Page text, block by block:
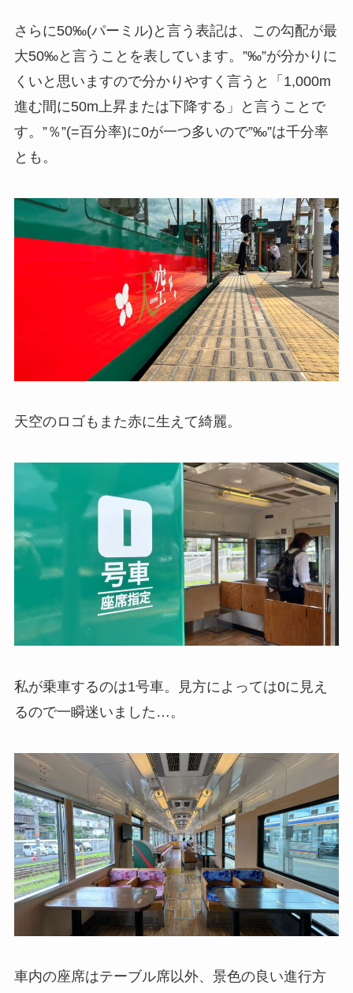
さらに50‰(パーミル)と言う表記は、この勾配が最
大50‰と言うことを表しています。”‰”が分かりに
くいと思いますので分かりやすく言うと「1,000m
進む間に50m上昇または下降する」と言うことで
す。”％”(=百分率)に0が一つ多いので”‰”は千分率
とも。
天空のロゴもまた赤に生えて綺麗。
私が乗車するのは1号車。見方によっては0に見え
るので一瞬迷いました…。
車内の座席はテーブル席以外、景色の良い進行方